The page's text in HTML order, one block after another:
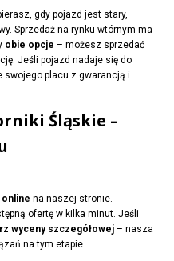
gdy pojazd jest stary,
Sprzedaż na rynku wtórnym ma
obie opcje – możesz sprzedać
Jeśli pojazd nadaje się do
placu z gwarancją i
Śląskie –
online na naszej stronie.
ofertę w kilka minut. Jeśli
wyceny szczegółowej – nasza
na tym etapie.